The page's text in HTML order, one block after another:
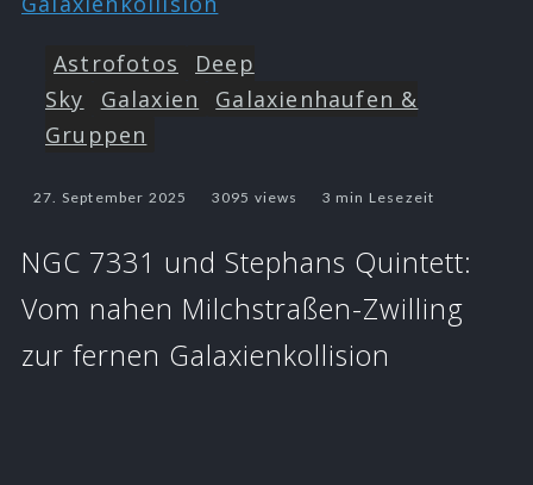
Astrofotos
Deep
Sky
Galaxien
Galaxienhaufen &
Gruppen
27. September 2025 3095 views 3 min Lesezeit
NGC 7331 und Stephans Quintett:
Vom nahen Milchstraßen-Zwilling
zur fernen Galaxienkollision